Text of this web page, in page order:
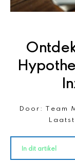
Door: Team
In dit artikel